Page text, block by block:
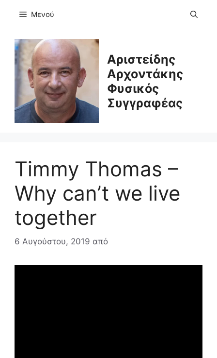
Μενού
Αριστείδης
Αρχοντάκης
Φυσικός
Συγγραφέας
Timmy Thomas –
Why can’t we live
together
6 Αυγούστου, 2019 από